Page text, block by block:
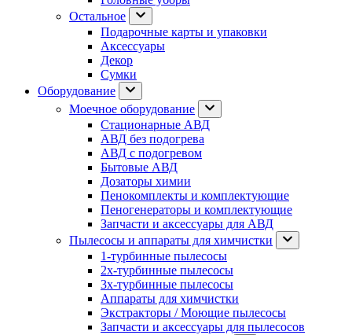
Остальное
Подарочные карты и упаковки
Аксессуары
Декор
Сумки
Оборудование
Моечное оборудование
Стационарные АВД
АВД без подогрева
АВД с подогревом
Бытовые АВД
Дозаторы химии
Пенокомплекты и комплектующие
Пеногенераторы и комплектующие
Запчасти и аксессуары для АВД
Пылесосы и аппараты для химчистки
1-турбинные пылесосы
2х-турбинные пылесосы
3х-турбинные пылесосы
Аппараты для химчистки
Экстракторы / Моющие пылесосы
Запчасти и аксессуары для пылесосов